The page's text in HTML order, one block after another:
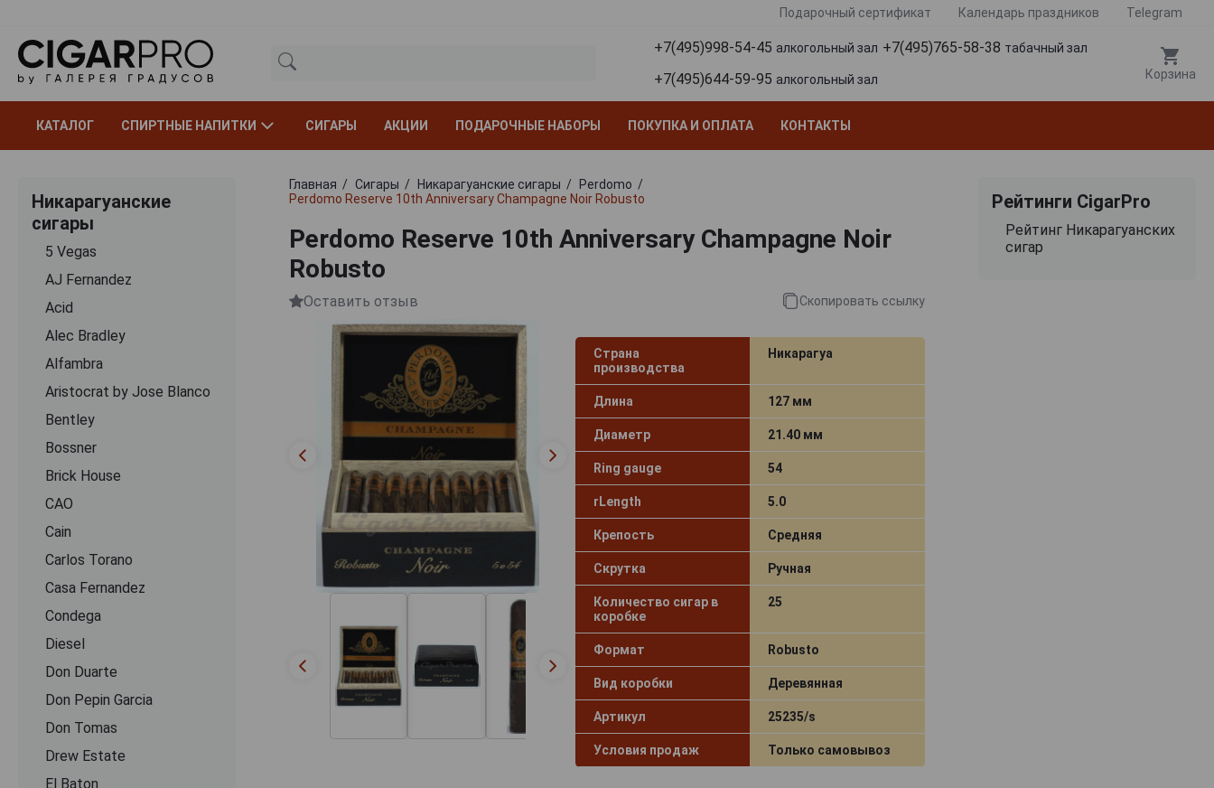
Подарочный сертификат Календарь праздников Telegram
+7(495)998-54-45 алкогольный зал +7(495)765-58-38 табачный зал
+7(495)644-59-95 алкогольный зал Корзина
КАТАЛОГ СПИРТНЫЕ НАПИТКИ СИГАРЫ АКЦИИ ПОДАРОЧНЫЕ НАБОРЫ ПОКУПКА И ОПЛАТА КОНТАКТЫ
Никарагуанские
сигары
5 Vegas
AJ Fernandez
Acid
Alec Bradley
Alfambra
Aristocrat by Jose Blanco
Bentley
Bossner
Brick House
CAO
Cain
Carlos Torano
Casa Fernandez
Condega
Diesel
Don Duarte
Don Pepin Garcia
Don Tomas
Drew Estate
El Baton
Главная Сигары Никарагуанские сигары
Perdomo
Perdomo Reserve 10th Anniversary Champagne Noir Robusto
Perdomo Reserve 10th Anniversary Champagne Noir
Robusto
Оставить отзыв Скопировать ссылку
Страна
производства
Никарагуа
Длина 127 мм
Диаметр 21.40 мм
Ring gauge 54
rLength 5.0
Крепость Средняя
Скрутка Ручная
Количество сигар в
коробке
25
Формат Robusto
Вид коробки Деревянная
Артикул 25235/s
Условия продаж Только самовывоз
Рейтинги CigarPro
Рейтинг Никарагуанских
сигар